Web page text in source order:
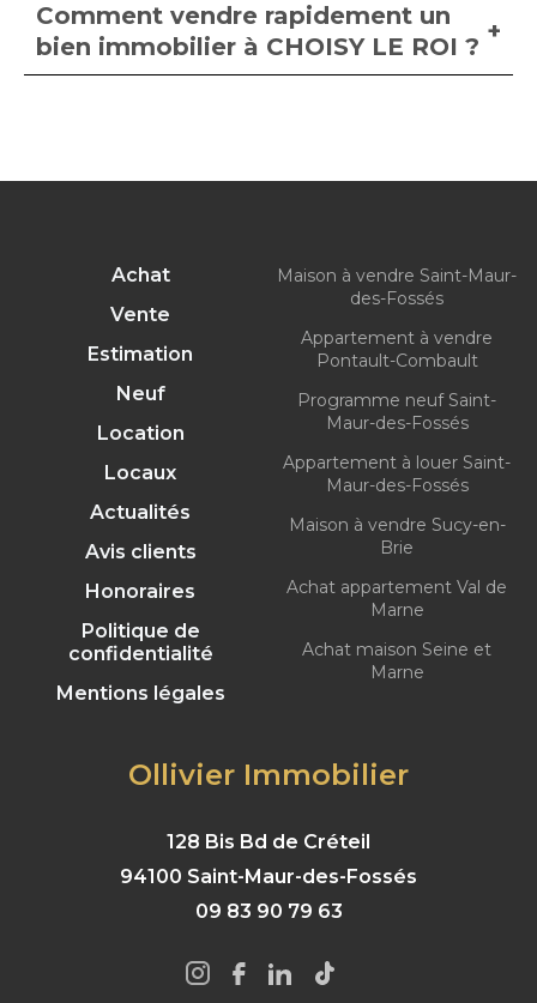
Comment vendre rapidement un
bien immobilier à CHOISY LE ROI ?
Achat
Vente
Estimation
Neuf
Location
Locaux
Actualités
Avis clients
Honoraires
Politique de
confidentialité
Mentions légales
Maison à vendre Saint-Maur-
des-Fossés
Appartement à vendre
Pontault-Combault
Programme neuf Saint-
Maur-des-Fossés
Appartement à louer Saint-
Maur-des-Fossés
Maison à vendre Sucy-en-
Brie
Achat appartement Val de
Marne
Achat maison Seine et
Marne
Ollivier Immobilier
128 Bis Bd de Créteil
94100 Saint-Maur-des-Fossés
09 83 90 79 63